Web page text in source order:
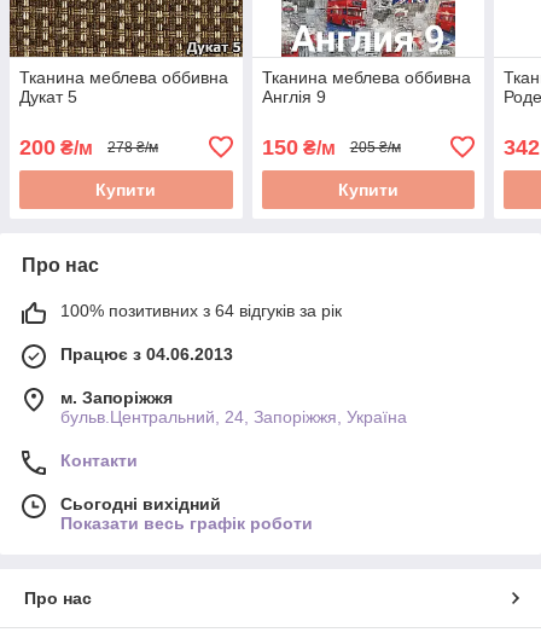
Тканина меблева оббивна
Дукат 5
200 ₴/м 278 ₴/м
Купити
Тканина меблева оббивна
Англія 9
150₴/м 205 ₴/м
Купити
342
Про нас
100% позитивних з 64 відгуків за рік
Працює з 04.06.2013
м. Запоріжжя
бульв.Центральний, 24, Запоріжжя, Україна
Контакти
Сьогодні вихідний
Показати весь графік роботи
Про нас